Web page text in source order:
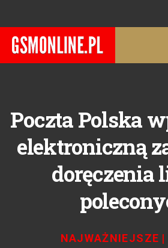
Poczta Polska
elektroniczną
doręczenia
NAJWAŻNIEJSZE |